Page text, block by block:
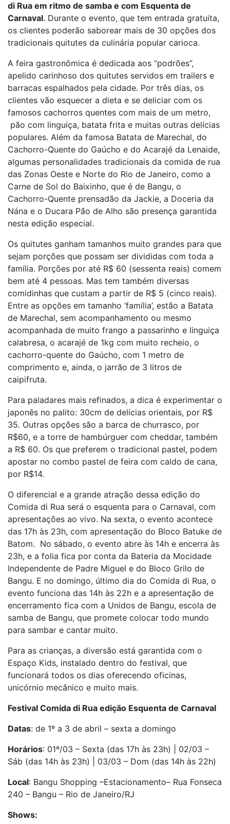
di Rua em ritmo de samba e com Esquenta de
Carnaval. Durante o evento, que tem entrada gratuita,
os clientes poderão saborear mais de 30 opções dos
tradicionais quitutes da culinária popular carioca.
A feira gastronômica é dedicada aos “podrões”,
apelido carinhoso dos quitutes servidos em trailers e
barracas espalhados pela cidade. Por três dias, os
clientes vão esquecer a dieta e se deliciar com os
famosos cachorros quentes com mais de um metro,
pão com linguiça, batata frita e muitas outras delícias
populares. Além da famosa Batata de Marechal, do
Cachorro-Quente do Gaúcho e do Acarajé da Lenaide,
algumas personalidades tradicionais da comida de rua
das Zonas Oeste e Norte do Rio de Janeiro, como a
Carne de Sol do Baixinho, que é de Bangu, o
Cachorro-Quente prensadão da Jackie, a Doceria da
Nána e o Ducara Pão de Alho são presença garantida
nesta edição especial.
Os quitutes ganham tamanhos muito grandes para que
sejam porções que possam ser divididas com toda a
família. Porções por até R$ 60 (sessenta reais) comem
bem até 4 pessoas. Mas tem também diversas
comidinhas que custam a partir de R$ 5 (cinco reais).
Entre as opções em tamanho ‘família’, estão a Batata
de Marechal, sem acompanhamento ou mesmo
acompanhada de muito frango a passarinho e linguiça
calabresa, o acarajé de 1kg com muito recheio, o
cachorro-quente do Gaúcho, com 1 metro de
comprimento e, ainda, o jarrão de 3 litros de
caipifruta.
Para paladares mais refinados, a dica é experimentar o
japonês no palito: 30cm de delícias orientais, por R$
35. Outras opções são a barca de churrasco, por
R$60, e a torre de hambúrguer com cheddar, também
a R$ 60. Os que preferem o tradicional pastel, podem
apostar no combo pastel de feira com caldo de cana,
por R$14.
O diferencial e a grande atração dessa edição do
Comida di Rua será o esquenta para o Carnaval, com
apresentações ao vivo. Na sexta, o evento acontece
das 17h às 23h, com apresentação do Bloco Batuke de
Batom. No sábado, o evento abre às 14h e encerra às
23h, e a folia fica por conta da Bateria da Mocidade
Independente de Padre Miguel e do Bloco Grilo de
Bangu. E no domingo, último dia do Comida di Rua, o
evento funciona das 14h às 22h e a apresentação de
encerramento fica com a Unidos de Bangu, escola de
samba de Bangu, que promete colocar todo mundo
para sambar e cantar muito.
Para as crianças, a diversão está garantida com o
Espaço Kids, instalado dentro do festival, que
funcionará todos os dias oferecendo oficinas,
unicórnio mecânico e muito mais.
Festival Comida di Rua edição Esquenta de Carnaval
Datas: de 1º a 3 de abril – sexta a domingo
Horários: 01º/03 – Sexta (das 17h às 23h) | 02/03 –
Sáb (das 14h às 23h) | 03/03 – Dom (das 14h às 22h)
Local: Bangu Shopping –Estacionamento– Rua Fonseca
240 – Bangu – Rio de Janeiro/RJ
Shows: